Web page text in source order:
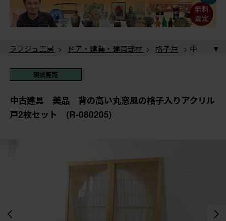
ラフジュ工房 > ドア・建具・建築部材 > 格子戸
枚セット (R-080205)
ラフジュ工房 > ドア・建具・建築部材
古建具 美品 背の高い丸窓風の格子入りアクリル戸2
枚セット (R-080205)
ラフジュ工房 > ドア・建具・建築部材 > 2枚・3枚セ
ット > 中古建具 美品 背の高い丸窓風の格子入りア
クリル戸2枚セット (R-080205)
現状販売
中古建具 美品 背の高い丸窓風の格子入りアクリル
戸2枚セット (R-080205)